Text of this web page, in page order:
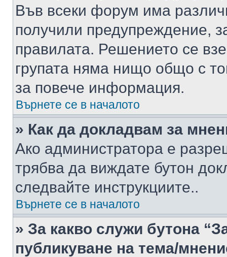
Във всеки форум има
получили предупреждение,
правилата. Решението се
групата няма нищо общо с
за повече информация.
Върнете се в началото
» Как да докладвам за
Ако администратора е
трябва да виждате бутон
следвайте инструкциите..
Върнете се в началото
» За какво служи бутона
публикуване на тема/